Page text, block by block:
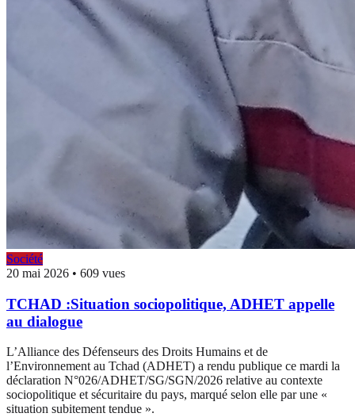
Société
20 mai 2026 • 609 vues
TCHAD :Situation sociopolitique, ADHET appelle
au dialogue
L’Alliance des Défenseurs des Droits Humains et de
l’Environnement au Tchad (ADHET) a rendu publique ce mardi la
déclaration N°026/ADHET/SG/SGN/2026 relative au contexte
sociopolitique et sécuritaire du pays, marqué selon elle par une «
situation subitement tendue ».